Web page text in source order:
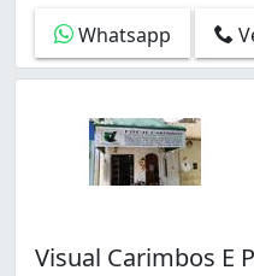
Whatsapp
Visual Carimbos E